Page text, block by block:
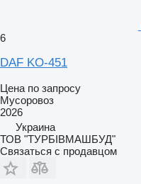
6
DAF KO-451
Цена по запросу
Мусоровоз
2026
Украина
ТОВ "ТУРБІВМАШБУД"
Связаться с продавцом